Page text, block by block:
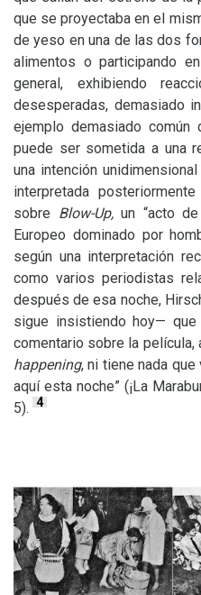
que se proyectaba en el
de yeso en una de las dos
alimentos o participando
general, exhibiendo
desesperadas, demasiado
ejemplo demasiado
puede ser sometida a una
una intención
interpretada
sobre Blow-Up,un “acto
Europeo dominado por
según una interpretación
como varios periodistas
después de esa noche,
sigue insistiendo hoy—
comentario sobre la película,
happening, ni tiene nada
aquí esta noche” (¡La
5). 4